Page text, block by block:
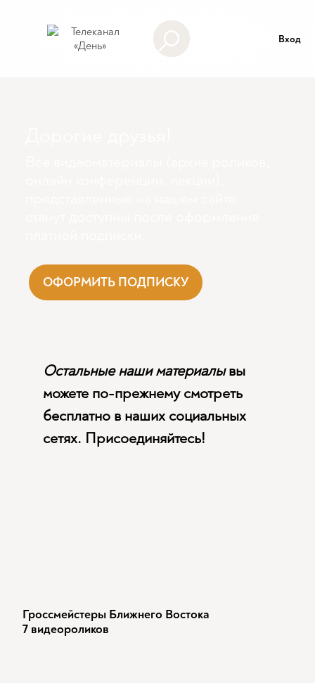
Вход
ОФОРМИТЬ ПОДПИСКУ
Остальные наши материалывы
можете по-прежнему смотреть
бесплатно в наших социальных
сетях. Присоединяйтесь!
Гроссмейстеры Ближнего Востока
7 видеороликов